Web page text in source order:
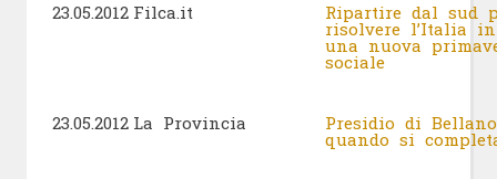
23.05.2012 Filca.it Ripartire dal sud
risolvere l’Italia in
una nuova
sociale
23.05.2012 La Provincia Presidio di
quando si